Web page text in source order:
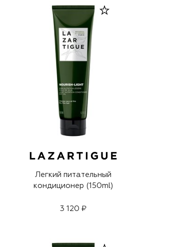
Легкий питательный
кондиционер (150ml)
3 120 ₽